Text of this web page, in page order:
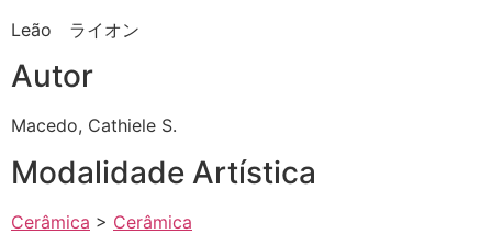
Leão ライオン
Autor
Macedo, Cathiele S.
Modalidade Artística
Cerâmica > Cerâmica